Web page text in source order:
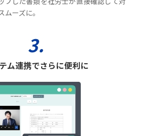
ーズに。
3.
ム連携でさらに便利に